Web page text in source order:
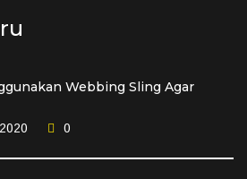
Webbing Sling Agar
0